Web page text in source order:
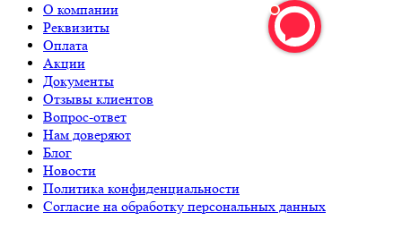
О компании
Реквизиты
Оплата
Акции
Документы
Отзывы клиентов
Вопрос-ответ
Нам доверяют
Блог
Новости
Политика конфиденциальности
Согласие на обработку персональных данных